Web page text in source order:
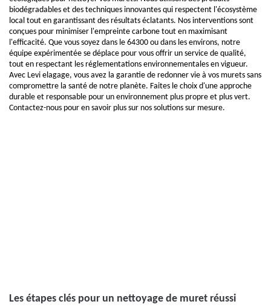
biodégradables et des techniques innovantes qui respectent l'écosystème
local tout en garantissant des résultats éclatants. Nos interventions sont
conçues pour minimiser l'empreinte carbone tout en maximisant
l'efficacité. Que vous soyez dans le 64300 ou dans les environs, notre
équipe expérimentée se déplace pour vous offrir un service de qualité,
tout en respectant les réglementations environnementales en vigueur.
Avec Levi elagage, vous avez la garantie de redonner vie à vos murets sans
compromettre la santé de notre planète. Faites le choix d'une approche
durable et responsable pour un environnement plus propre et plus vert.
Contactez-nous pour en savoir plus sur nos solutions sur mesure.
Les étapes clés pour un nettoyage de muret réussi